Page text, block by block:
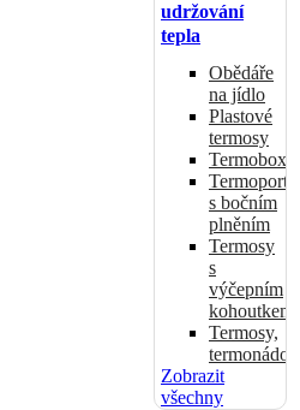
udržování
tepla
Obědáře
na jídlo
Plastové
termosy
Termoboxy
Termoporty
s bočním
plněním
Termosy
s
výčepním
kohoutkem
Termosy,
termonádoby
Zobrazit
všechny